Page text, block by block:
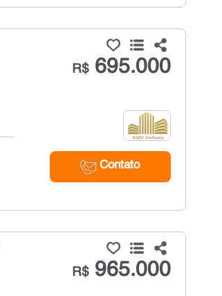
R$695.000
Contato
R$965.000